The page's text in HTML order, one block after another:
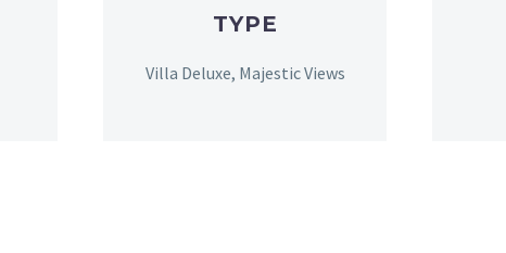
TYPE
Villa Deluxe, Majestic Views